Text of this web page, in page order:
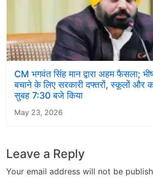
CM भगवंत सिंह मान द्वारा अहम फैसला;
बचाने के लिए सरकारी दफ्तरों, स्कूलों और
सुबह 7:30 बजे किया
May 23, 2026
Leave a Reply
Your email address will not be